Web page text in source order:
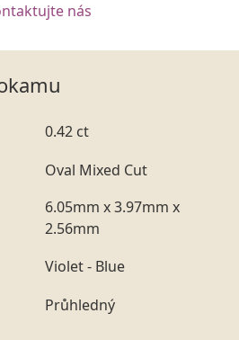
nás
0.42 ct
Oval Mixed Cut
6.05mm x 3.97mm x
2.56mm
Violet - Blue
Průhledný